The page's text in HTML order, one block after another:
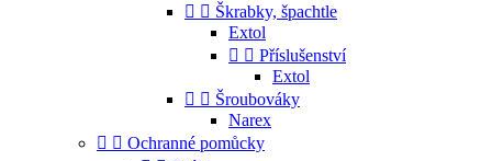
  Škrabky, špachtle
Extol
  Příslušenství
Extol
  Šroubováky
Narex
  Ochranné pomůcky